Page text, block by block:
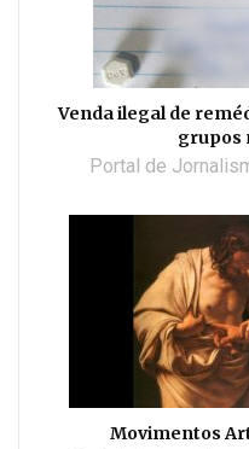
Venda ilegal de
grupos
Portal de
Movimentos